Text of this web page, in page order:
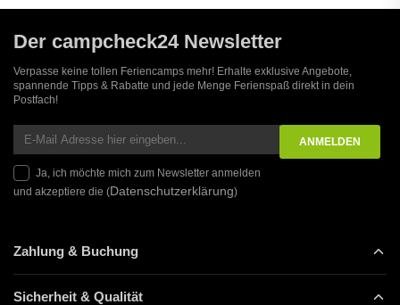
Der campcheck24 Newsletter
Verpasse keine tollen Feriencamps mehr! Erhalte exklusive Angebote,
spannende Tipps & Rabatte und jede Menge Ferienspaß direkt in dein
Postfach!
Ja, ich möchte mich zum Newsletter anmelden
und akzeptiere die (Datenschutzerklärung)
Zahlung & Buchung
Sicherheit & Qualität